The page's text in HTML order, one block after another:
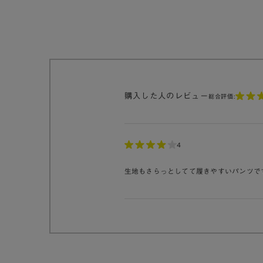
購入した人のレビュー総合評価:
4
生地もさらっとしてて履きやすいパンツで